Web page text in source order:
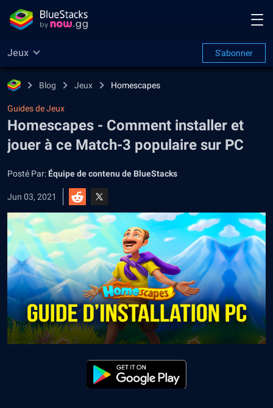
Jeux S'abonner
Blog Jeux Homescapes
Guides de Jeux
Homescapes - Comment installer et
jouer à ce Match-3 populaire sur PC
Posté Par: Équipe de contenu de BlueStacks
Jun 03, 2021